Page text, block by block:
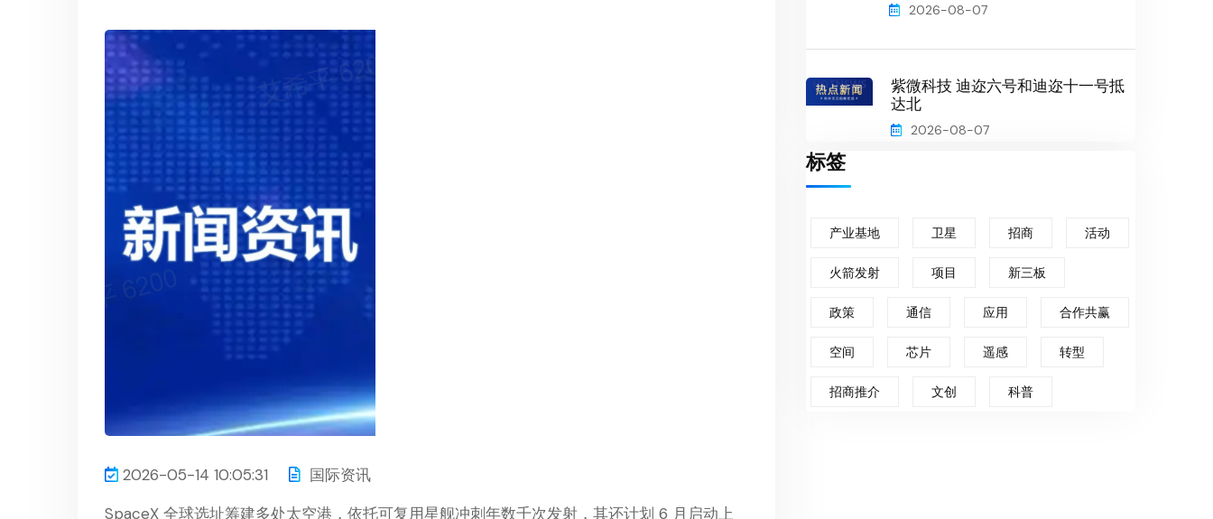
2026-05-14 10:05:31
国际资讯
SpaceX 全球选址筹建多处太空港，依托可复用星舰冲刺年数千次发射，其还计划 6 月启动上
2026-08-07
紫微科技 迪迩六号和迪迩十一号抵
达北
2026-08-07
标签
产业基地 卫星 招商 活动
火箭发射 项目 新三板
政策 通信 应用 合作共赢
空间 芯片 遥感 转型
招商推介 文创 科普